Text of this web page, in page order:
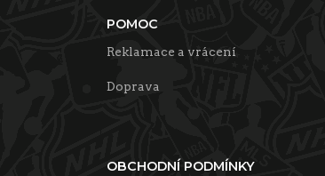
POMOC
Reklamace a vrácení
Doprava
OBCHODNÍ PODMÍNKY